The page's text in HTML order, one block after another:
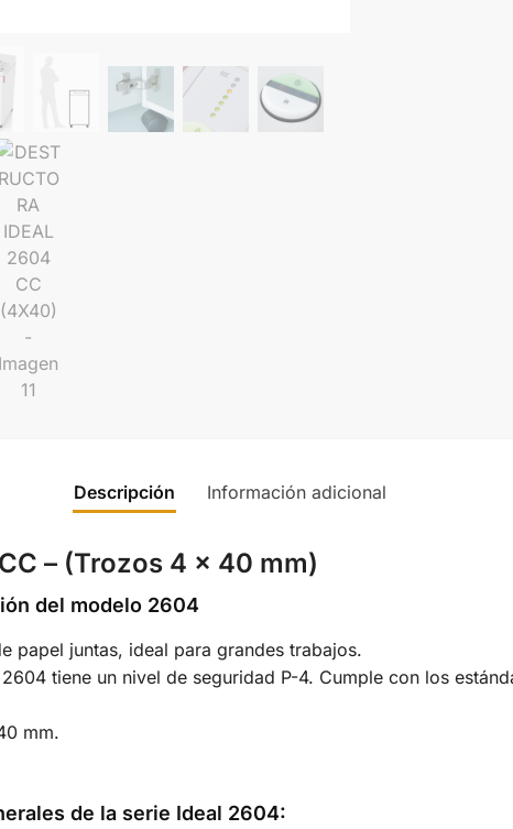
Descripción Información adicional
– (Trozos 4 x 40 mm)
del modelo 2604
papel juntas, ideal para grandes trabajos.
tiene un nivel de seguridad P-4. Cumple con los
mm.
de la serie Ideal 2604: